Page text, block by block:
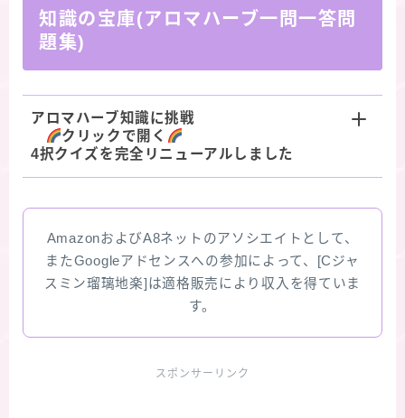
知識の宝庫(アロマハーブ一問一答問
題集)
アロマハーブ知識に挑戦
クリックで開く
4択クイズを完全リニューアルしました
AmazonおよびA8ネットのアソシエイトとして、
またGoogleアドセンスへの参加によって、[Cジャ
スミン瑠璃地楽]は適格販売により収入を得ていま
す。
スポンサーリンク